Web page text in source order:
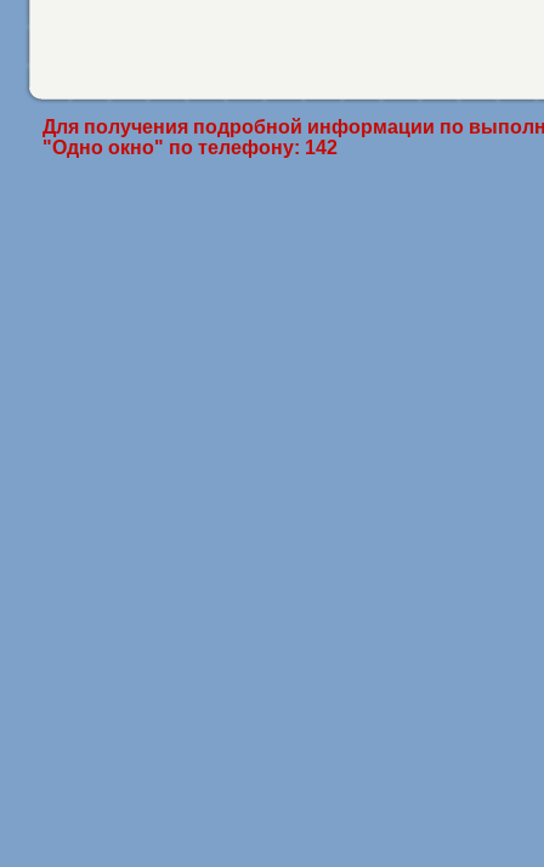
Для получения подробной информации по
"Одно окно" по телефону: 142